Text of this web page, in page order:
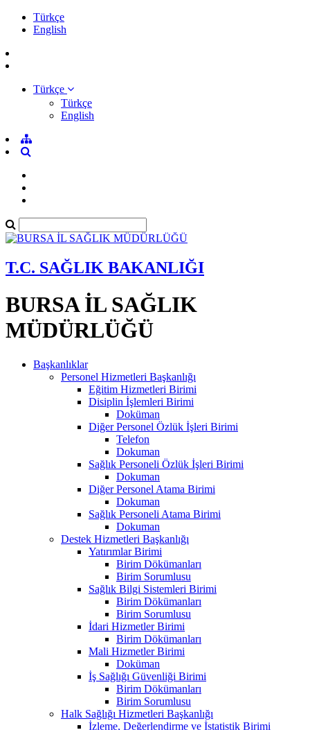
Türkçe
English
Türkçe
Türkçe
English
T.C. SAĞLIK BAKANLIĞI
BURSA İL SAĞLIK
MÜDÜRLÜĞÜ
Başkanlıklar
Personel Hizmetleri Başkanlığı
Eğitim Hizmetleri Birimi
Disiplin İşlemleri Birimi
Doküman
Diğer Personel Özlük İşleri Birimi
Telefon
Dokuman
Sağlık Personeli Özlük İşleri Birimi
Dokuman
Diğer Personel Atama Birimi
Dokuman
Sağlık Personeli Atama Birimi
Dokuman
Destek Hizmetleri Başkanlığı
Yatırımlar Birimi
Birim Dökümanları
Birim Sorumlusu
Sağlık Bilgi Sistemleri Birimi
Birim Dökümanları
Birim Sorumlusu
İdari Hizmetler Birimi
Birim Dökümanları
Mali Hizmetler Birimi
Doküman
İş Sağlığı Güvenliği Birimi
Birim Dökümanları
Birim Sorumlusu
Halk Sağlığı Hizmetleri Başkanlığı
İzleme, Değerlendirme ve İstatistik Birimi